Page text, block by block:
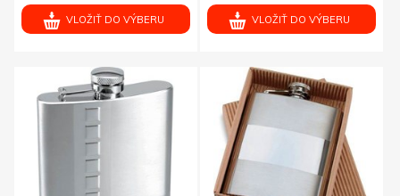
VLOŽIŤ DO VÝBERU VLOŽIŤ DO VÝBERU